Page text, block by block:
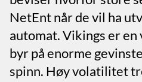
NetEnt når de vil ha
automat. Vikings er
byr på enorme
spinn. Høy volatilitet